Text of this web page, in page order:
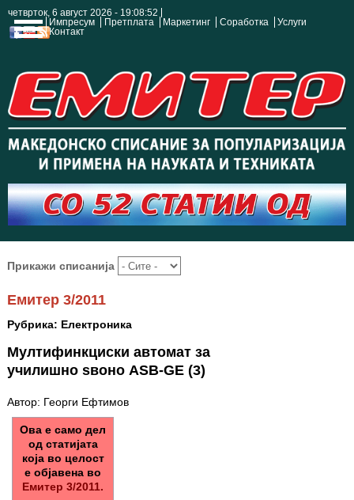
четврток, 6 август 2026 - 19:08:53
Импресум
Претплата Маркетинг Соработка
Услуги
Контакт
Прикажи списанија
Емитер 3/2011
Рубрика: Електроника
Мултифинкциски автомат за
училишно ѕвоно ASB-GE (3)
Автор: Георги Ефтимов
Ова е само дел
од статијата
која во целост
е објавена во
Емитер 3/2011.